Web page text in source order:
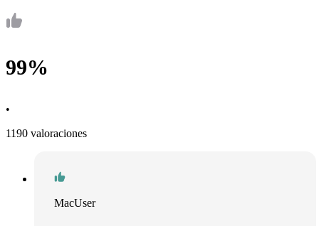
99%
•
1190 valoraciones
MacUser